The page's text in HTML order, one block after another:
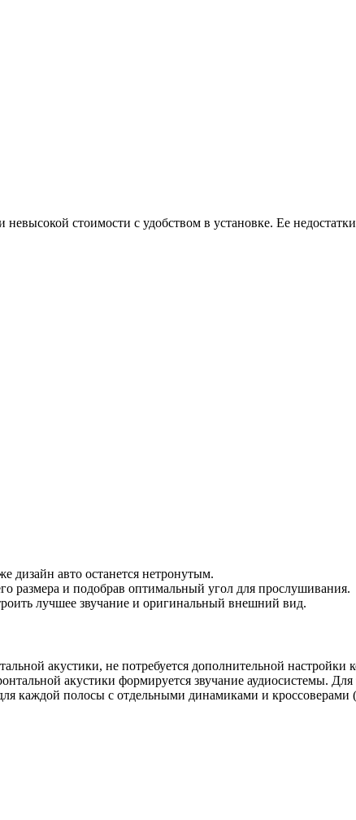
невысокой стоимости с удобством в установке. Ее
дизайн авто останется нетронутым.
размера и подобрав оптимальный угол для прослушивания.
лучшее звучание и оригинальный внешний вид.
акустики, не потребуется дополнительной настройки
акустики формируется звучание аудиосистемы.
каждой полосы с отдельными динамиками и кроссоверами